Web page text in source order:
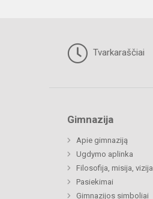
Tvarkaraščiai
Gimnazija
Apie gimnaziją
Ugdymo aplinka
Filosofija, misija, vizija
Pasiekimai
Gimnazijos simboliai